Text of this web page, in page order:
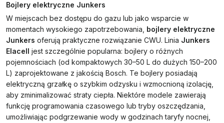
Bojlery elektryczne Junkers
W miejscach bez dostępu do gazu lub jako wsparcie w
momentach wysokiego zapotrzebowania, bojlery elektryczne
Junkers oferują praktyczne rozwiązanie CWU. Linia Junkers
Elacell jest szczególnie popularna: bojlery o różnych
pojemnościach (od kompaktowych 30–50 L do dużych 150–200
L) zaprojektowane z jakością Bosch. Te bojlery posiadają
elektryczną grzałkę o szybkim odzysku i wzmocnioną izolację,
aby zminimalizować straty ciepła. Niektóre modele zawierają
funkcję programowania czasowego lub tryby oszczędzania,
umożliwiając podgrzewanie wody w godzinach taryfy nocnej,